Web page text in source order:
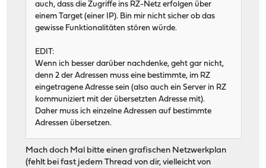
auch, dass die Zugriffe ins RZ-Netz erfolgen über
einem Target (einer IP). Bin mir nicht sicher ob das
gewisse Funktionalitäten stören würde.
EDIT:
Wenn ich besser darüber nachdenke, geht gar nicht,
denn 2 der Adressen muss eine bestimmte, im RZ
eingetragene Adresse sein (also auch ein Server in RZ
kommuniziert mit der übersetzten Adresse mit).
Daher muss ich einzelne Adressen auf bestimmte
Adressen übersetzen.
Mach doch Mal bitte einen grafischen Netzwerkplan
(fehlt bei fast jedem Thread von dir, vielleicht von